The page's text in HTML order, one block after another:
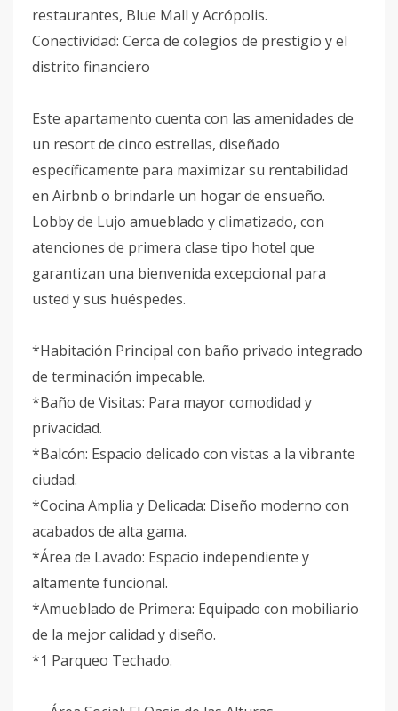
restaurantes, Blue Mall y Acrópolis.
Conectividad: Cerca de colegios de prestigio y el
distrito financiero
Este apartamento cuenta con las amenidades de
un resort de cinco estrellas, diseñado
específicamente para maximizar su rentabilidad
en Airbnb o brindarle un hogar de ensueño.
Lobby de Lujo amueblado y climatizado, con
atenciones de primera clase tipo hotel que
garantizan una bienvenida excepcional para
usted y sus huéspedes.
*Habitación Principal con baño privado integrado
de terminación impecable.
*Baño de Visitas: Para mayor comodidad y
privacidad.
*Balcón: Espacio delicado con vistas a la vibrante
ciudad.
*Cocina Amplia y Delicada: Diseño moderno con
acabados de alta gama.
*Área de Lavado: Espacio independiente y
altamente funcional.
*Amueblado de Primera: Equipado con mobiliario
de la mejor calidad y diseño.
*1 Parqueo Techado.